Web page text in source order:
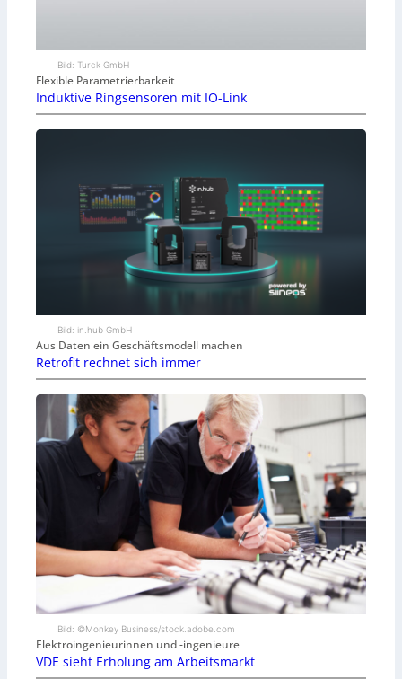
Bild: Turck GmbH
Flexible Parametrierbarkeit
Induktive Ringsensoren mit IO-Link
Bild: in.hub GmbH
Aus Daten ein Geschäftsmodell machen
Retrofit rechnet sich immer
Bild: ©Monkey Business/stock.adobe.com
Elektroingenieurinnen und -ingenieure
VDE sieht Erholung am Arbeitsmarkt